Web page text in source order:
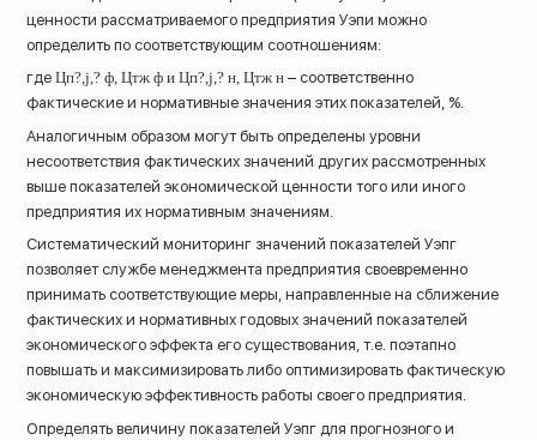
ценности рассматриваемого предприятия Уэпи можно
определить по соответствующим соотношениям:
гдеЦп?,j,? ф, Цтж ф и Цп?,j,? н, Цтж н– соответственно
фактические и нормативные значения этих показателей, %.
Аналогичным образом могут быть определены уровни
несоответствия фактических значений других рассмотренных
выше показателей экономической ценности того или иного
предприятия их нормативным значениям.
Систематический мониторинг значений показателей Уэпг
позволяет службе менеджмента предприятия своевременно
принимать соответствующие меры, направленные на сближение
фактических и нормативных годовых значений показателей
экономического эффекта его существования, т.е. поэтапно
повышать и максимизировать либо оптимизировать фактическую
экономическую эффективность работы своего предприятия.
Определять величину показателей Уэпг для прогнозного и